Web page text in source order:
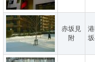
赤坂見
附